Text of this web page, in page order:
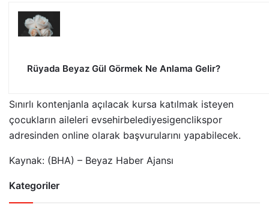
Rüyada Beyaz Gül Görmek Ne Anlama Gelir?
Sınırlı kontenjanla açılacak kursa katılmak isteyen
çocukların aileleri evsehirbelediyesigenclikspor
adresinden online olarak başvurularını yapabilecek.
Kaynak: (BHA) – Beyaz Haber Ajansı
Kategoriler